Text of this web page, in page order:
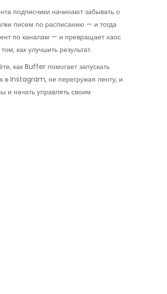
подписчики начинают забывать о
писем по расписанию — и тогда
по каналам — и превращает хаос
как улучшить результат.
как Buffer помогает запускать
в Instagram, не перегружая ленту, и
и начать управлять своим